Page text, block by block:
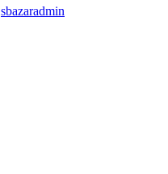
sbazaradmin